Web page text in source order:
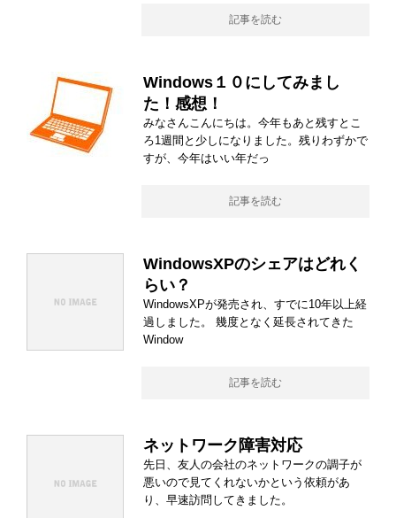
記事を読む
Windows１０にしてみまし
た！感想！
みなさんこんにちは。今年もあと残すとこ
ろ1週間と少しになりました。残りわずかで
すが、今年はいい年だっ
記事を読む
WindowsXPのシェアはどれく
らい？
WindowsXPが発売され、すでに10年以上経
過しました。 幾度となく延長されてきた
Window
記事を読む
ネットワーク障害対応
先日、友人の会社のネットワークの調子が
悪いので見てくれないかという依頼があ
り、早速訪問してきました。